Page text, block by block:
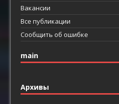
Вакансии
Все публикации
Сообщить об ошибке
main
Архивы